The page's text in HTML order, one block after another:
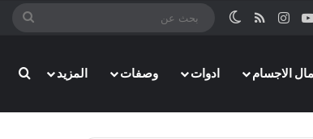
‫YouTubeانستقرامملخص الموقع RSS
الوضع المظلم
الاجسام ادوات وصفات المزيد